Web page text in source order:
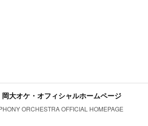
大オケ・オフィシャルホームページ
ORCHESTRA OFFICIAL HOMEPAGE